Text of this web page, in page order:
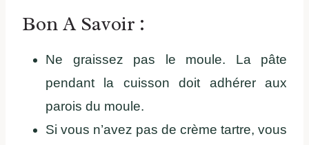
Bon A Savoir :
Ne graissez pas le moule. La pâte
pendant la cuisson doit adhérer aux
parois du moule.
Si vous n’avez pas de crème tartre, vous